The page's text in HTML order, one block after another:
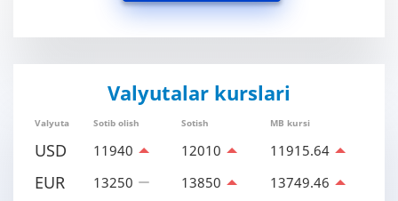
Valyutalar kurslari
Valyuta Sotib olish Sotish MB kursi
USD 11940 12010 11915.64
EUR 13250 13850 13749.46